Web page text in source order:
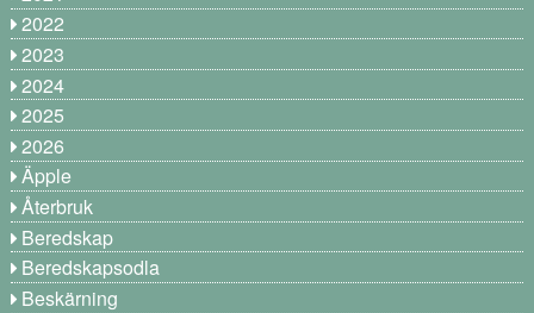
2022
2023
2024
2025
2026
Äpple
Återbruk
Beredskap
Beredskapsodla
Beskärning